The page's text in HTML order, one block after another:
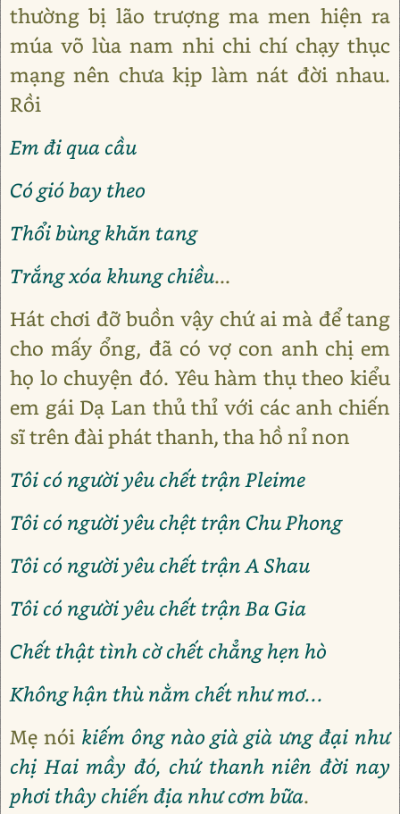
thường bị lão trượng ma men hiện ra
múa võ lùa nam nhi chi chí chạy thục
mạng nên chưa kịp làm nát đời nhau.
Rồi
Em đi qua cầu
Có gió bay theo
Thổi bùng khăn tang
Trắng xóa khung chiều...
Hát chơi đỡ buồn vậy chứ ai mà để tang
cho mấy ổng, đã có vợ con anh chị em
họ lo chuyện đó. Yêu hàm thụ theo kiểu
em gái Dạ Lan thủ thỉ với các anh chiến
sĩ trên đài phát thanh, tha hồ nỉ non
Tôi có người yêu chết trận Pleime
Tôi có người yêu chệt trận Chu Phong
Tôi có người yêu chết trận A Shau
Tôi có người yêu chết trận Ba Gia
Chết thật tình cờ chết chẳng hẹn hò
Không hận thù nằm chết như mơ...
Mẹ nói kiếm ông nào già già ưng đại như
chị Hai mầy đó, chứ thanh niên đời nay
phơi thây chiến địa như cơm bữa.